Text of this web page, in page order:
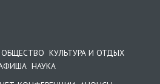
ОБЩЕСТВО КУЛЬТУРА И ОТДЫХ
НАУКА